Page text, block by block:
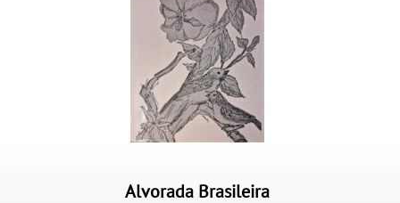
Alvorada Brasileira